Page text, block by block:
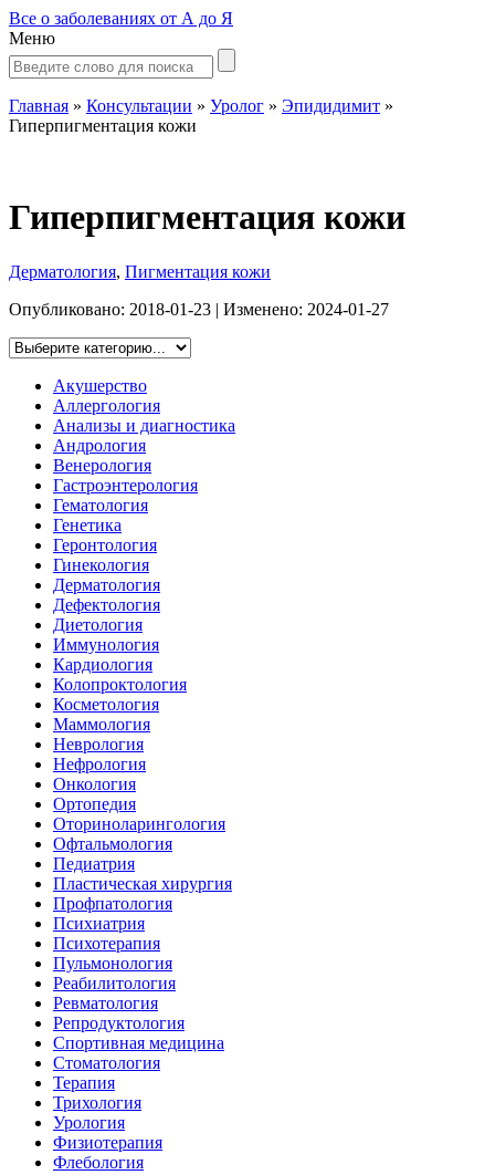
Все о заболеваниях от А до Я
Меню
Главная » Консультации » Уролог » Эпидидимит »
Гиперпигментация кожи
Гиперпигментация кожи
Дерматология, Пигментация кожи
Опубликовано: 2018-01-23 | Изменено: 2024-01-27
Акушерство
Аллергология
Анализы и диагностика
Андрология
Венерология
Гастроэнтерология
Гематология
Генетика
Геронтология
Гинекология
Дерматология
Дефектология
Диетология
Иммунология
Кардиология
Колопроктология
Косметология
Маммология
Неврология
Нефрология
Онкология
Ортопедия
Оториноларингология
Офтальмология
Педиатрия
Пластическая хирургия
Профпатология
Психиатрия
Психотерапия
Пульмонология
Реабилитология
Ревматология
Репродуктология
Спортивная медицина
Стоматология
Терапия
Трихология
Урология
Физиотерапия
Флебология